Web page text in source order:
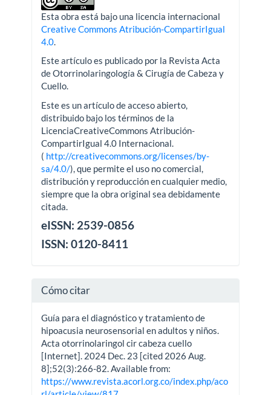
Esta obra está bajo una licencia internacional
Creative Commons Atribución-CompartirIgual
4.0
Este artículo es publicado por la Revista Acta
de Otorrinolaringología & Cirugía de Cabeza y
Cuello.
Este es un artículo de acceso abierto,
distribuido bajo los términos de la
LicenciaCreativeCommons Atribución-
CompartirIgual 4.0 Internacional.
( http://creativecommons.org/licenses/by-
sa/4.0/), que permite el uso no comercial,
distribución y reproducción en cualquier medio,
siempre que la obra original sea debidamente
citada.
eISSN: 2539-0856
ISSN: 0120-8411
Cómo citar
Guía para el diagnóstico y tratamiento de
hipoacusia neurosensorial en adultos y niños.
Acta otorrinolaringol cir cabeza cuello
[Internet]. 2024 Dec. 23 [cited 2026 Aug.
8];52(3):266-82. Available from:
https://www.revista.acorl.org.co/index.php/aco